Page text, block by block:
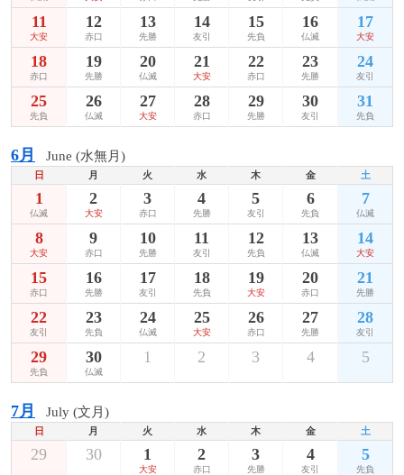
11
大安
12
赤口
13
先勝
14
友引
15
先負
16
仏滅
17
大安
18
赤口
19
先勝
20
仏滅
21
大安
22
赤口
23
先勝
24
友引
25
先負
26
仏滅
27
大安
28
赤口
29
先勝
30
友引
31
先負
6月 June (水無月)
日 月 火 水 木 金 土
1
仏滅
2
大安
3
赤口
4
先勝
5
友引
6
先負
7
仏滅
8
大安
9
赤口
10
先勝
11
友引
12
先負
13
仏滅
14
大安
15
赤口
16
先勝
17
友引
18
先負
19
大安
20
赤口
21
先勝
22
友引
23
先負
24
仏滅
25
大安
26
赤口
27
先勝
28
友引
29
先負
30
仏滅
1 2 3 4 5
7月 July (文月)
日 月 火 水 木 金 土
29 30 1
大安
2
赤口
3
先勝
4
友引
5
先負